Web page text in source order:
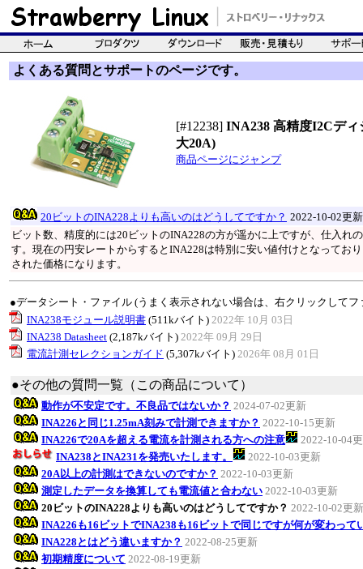
よくある質問とサポートのページです。
[#12238] INA238 高精度I2Cデ
大20A)
商品ページにジャンプ
20ビットのINA228よりも高いのはどうしてですか？ 2022-10-02更新
ビット数、精度的には20ビットのINA228の方が遥かに上ですが、仕入れ
す。現在の円安レートからするとINA228は特別に安い値付けとなってお
された価格になります。
●データシート・ファイル (うまく表示されない場合は、右クリックして
INA238モジュール説明書 (511kバイト) 2022年 10月 03日
INA238 Datasheet (2,187kバイト) 2022年 09月 29日
電流計測セレクションガイド (5,307kバイト) 2026年 08月 01日
●その他の質問一覧（この商品について）
動作が不安定です。不良品ではないか？ 2024-07-02更新
INA226と同じ1.25mA刻みで計測できますか？ 2022-10-15更新
INA226で20Aを超える電流を計測される方への注意
2022-10-04
INA238とINA231を発売いたします。
2022-10-03更新
20A以上の計測はできないのですか？ 2022-10-03更新
測定したデータを換算しても電流値と合わない 2022-10-03更新
20ビットのINA228よりも高いのはどうしてですか？ 2022-10-02更新
INA226も16ビットでINA238も16ビットで同じですが何が変わって
INA228とはどう違いますか？ 2022-08-25更新
初期精度について 2022-08-19更新